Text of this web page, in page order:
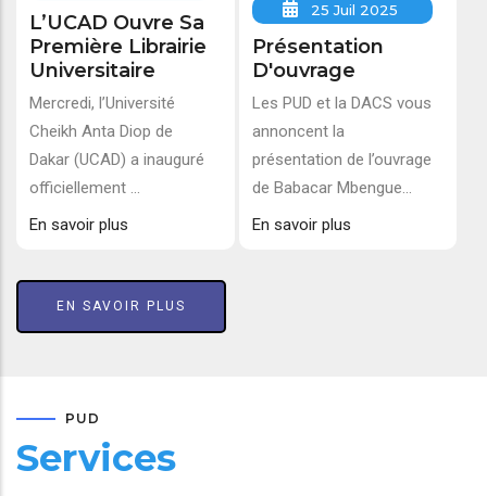
L’UCAD Ouvre Sa
Première Librairie
Universitaire
Mercredi, l’Université
Cheikh Anta Diop de
Dakar (UCAD) a inauguré
officiellement ...
En savoir plus
25 Juil 2025
Présentation
D'ouvrage
Les PUD et la DACS vous
annoncent la
présentation de l’ouvrage
de Babacar Mbengue...
En savoir plus
EN SAVOIR PLUS
PUD
Services